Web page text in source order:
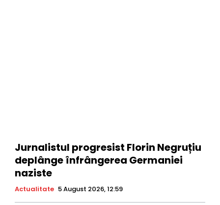
Jurnalistul progresist Florin Negruțiu
deplânge înfrângerea Germaniei
naziste
Actualitate 5 August 2026, 12:59